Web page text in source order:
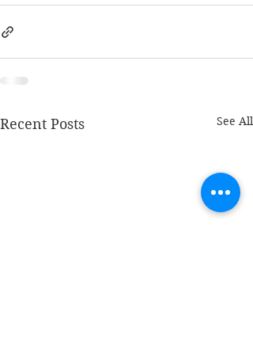
Recent Posts See All